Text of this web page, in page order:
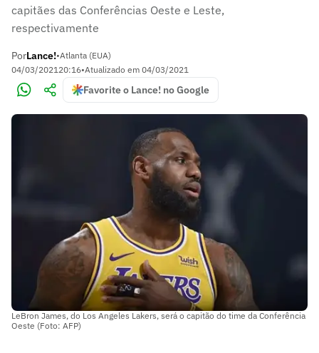
capitães das Conferências Oeste e Leste,
respectivamente
PorLance!•Atlanta (EUA)
04/03/202120:16•Atualizado em 04/03/2021
Favorite o Lance! no Google
LeBron James, do Los Angeles Lakers, será o capitão do time da Conferência
Oeste (Foto: AFP)